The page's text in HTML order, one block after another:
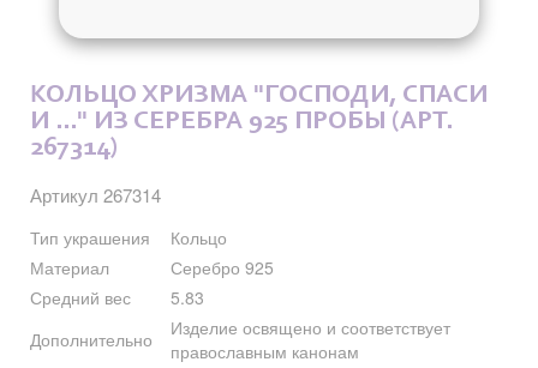
КОЛЬЦО ХРИЗМА "ГОСПОДИ, СПАСИ
И ..." ИЗ СЕРЕБРА 925 ПРОБЫ (АРТ.
267314)
Артикул 267314
Тип украшения
Кольцо
Материал
Серебро 925
Средний вес
5.83
Дополнительно
Изделие освящено и соответствует
православным канонам